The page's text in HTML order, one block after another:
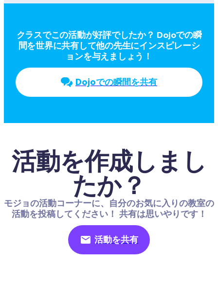
クラスでこの活動が好評でしたか？ Dojoでの瞬
間を世界に共有して他の先生にインスピレーシ
ョンを与えましょう！
Dojoでの瞬間を共有
活動を作成しまし
たか？
モジョの活動コーナーに、自分のお気に入りの教室の
活動を投稿してください！ 共有は思いやりです！
活動を共有